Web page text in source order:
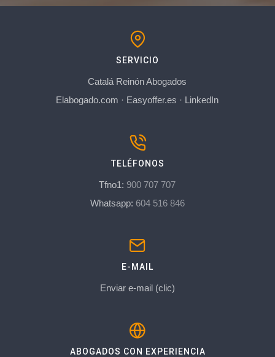
SERVICIO
Catalá Reinón Abogados
Elabogado.com · Easyoffer.es · LinkedIn
TELÉFONOS
Tfno1: 900 707 707
Whatsapp: 604 516 846
E-MAIL
Enviar e-mail (clic)
ABOGADOS CON EXPERIENCIA